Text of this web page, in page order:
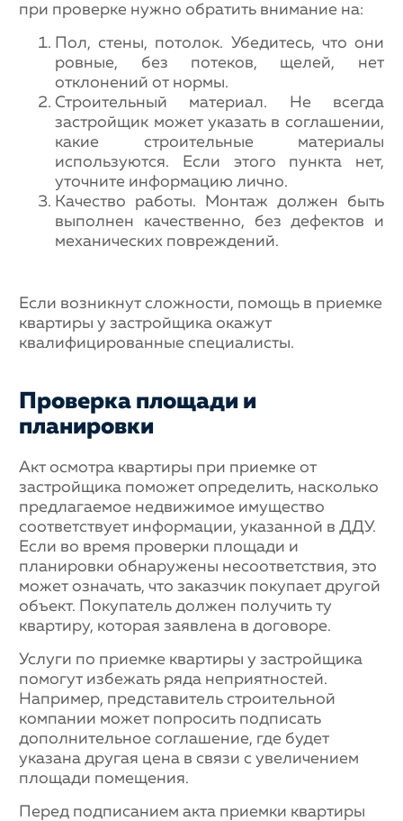
при проверке нужно обратить внимание на:
Пол, стены, потолок. Убедитесь, что они
ровные, без потеков, щелей, нет
отклонений от нормы.
Строительный материал. Не всегда
застройщик может указать в соглашении,
какие строительные материалы
используются. Если этого пункта нет,
уточните информацию лично.
Качество работы. Монтаж должен быть
выполнен качественно, без дефектов и
механических повреждений.
Если возникнут сложности, помощь в приемке
квартиры у застройщика окажут
квалифицированные специалисты.
Проверка площади и
планировки
Акт осмотра квартиры при приемке от
застройщика поможет определить, насколько
предлагаемое недвижимое имущество
соответствует информации, указанной в ДДУ.
Если во время проверки площади и
планировки обнаружены несоответствия, это
может означать, что заказчик покупает другой
объект. Покупатель должен получить ту
квартиру, которая заявлена в договоре.
Услуги по приемке квартиры у застройщика
помогут избежать ряда неприятностей.
Например, представитель строительной
компании может попросить подписать
дополнительное соглашение, где будет
указана другая цена в связи с увеличением
площади помещения.
Перед подписанием акта приемки квартиры